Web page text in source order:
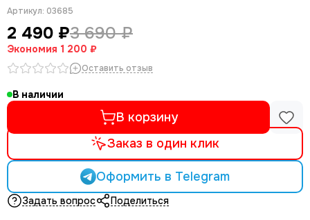
Артикул: 03685
2 490 ₽3 690 ₽
Экономия 1 200 ₽
Оставить отзыв
В наличии
В корзину
Заказ в один клик
Оформить в Telegram
Задать вопрос Поделиться